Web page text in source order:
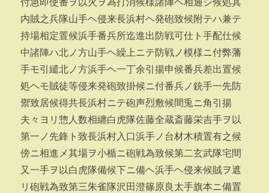
内賊之兵隊山手ヘ侵来長浜村ヘ発砲致候附テハ兼テ
持場相定置候浜手番兵所迄進出防戦可仕ト手配仕候
中諸陣ハ北ノ方山手ヘ繰上ニテ防戦ノ模様ニ付弊藩
手モ引繾北ノ方浜手ヘ一丁余引揚申候番兵差出置候
処ヘモ賊徒等侵来発砲致掛候ニ付番兵ノ銃手一先防
禦致居候得共長浜村ニテ砲声烈敷候間兎ニ角引揚
夫々ヨリ惣人数相纏白虎隊佐藤全蔵斎藤栄吉手ヲ以
第一ノ先鋒ト致長浜村入口浜手ノ台材木積置有之候
傍ニ相進メ其場ヲ小楯ニ砲戦為致候第二玄武隊宅間
又一手ヲ以白虎隊備候下ニ備ヘ浜手ヘ侵来候賊ヲ遮
リ砲戦為致第三朱雀隊沢田澄篠原良太手旗本ニ備置